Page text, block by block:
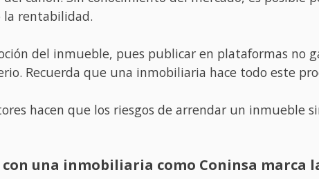
la rentabilidad.
del inmueble, pues publicar en plataformas
Recuerda que una inmobiliaria hace todo este
hacen que los riesgos de arrendar un inmueble
una inmobiliaria como Coninsa marca